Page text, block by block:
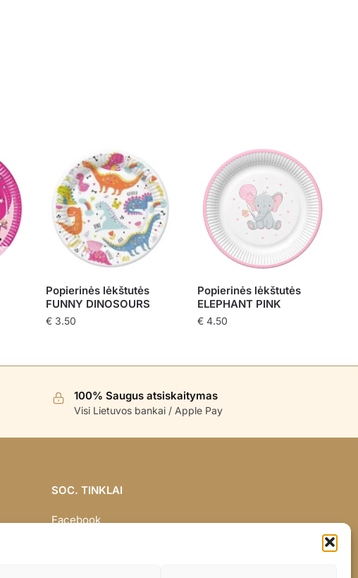
Popierinės lėkštutės
FUNNY DINOSOURS
€ 3.50
Popierinės lėkštutės
ELEPHANT PINK
€4.50
100% Saugus atsiskaitymas
Visi Lietuvos bankai / Apple Pay
SOC. TINKLAI
Facebook